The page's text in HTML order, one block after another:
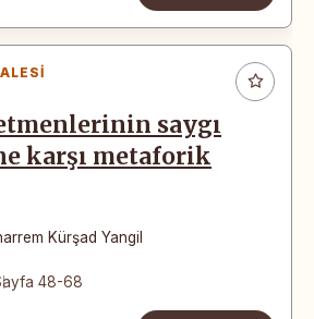
saygı
karşı metaforik
Kürşad Yangil
48-68